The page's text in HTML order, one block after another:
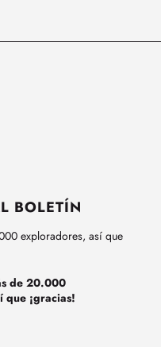
BOLETÍN
exploradores, así que
de 20.000
que ¡gracias!